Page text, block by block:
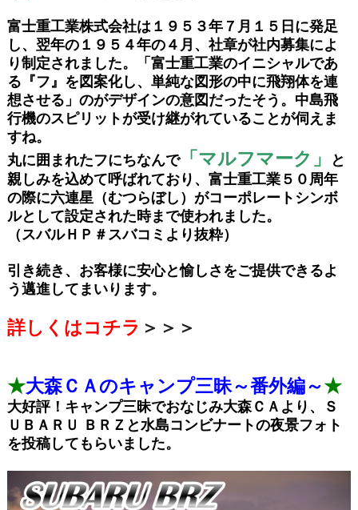
富士重工業株式会社は１９５３年７月１５日に発足
し、翌年の１９５４年の４月、社章が社内募集によ
り制定されました。「富士重工業のイニシャルであ
る『フ』を図案化し、単純な図形の中に飛翔体を連
想させる」のがデザインの意図だったそう。中島飛
行機のスピリットが受け継がれていることが伺えま
すね。
丸に囲まれたフにちなんで「マルフマーク」
と
親しみを込めて呼ばれており、富士重工業５０周年
の際に六連星（むつらぼし）がコーポレートシンボ
ルとして設定された時まで使われました。
（スバルＨＰ＃スバコミより抜粋）
引き続き、お客様に安心と愉しさをご提供できるよ
う邁進してまいります。
詳しくはコチラ ＞＞＞
★大森ＣＡのキャンプ三昧～番外編～ ★
大好評！キャンプ三昧でおなじみ大森ＣＡより、Ｓ
ＵＢＡＲＵ ＢＲＺと水島コンビナートの夜景フォト
を投稿してもらいました。